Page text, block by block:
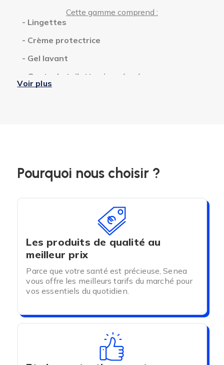
Cette gamme comprend :
- Lingettes
- Crème protectrice
- Gel lavant
- Gants de toilettes imprégnées
Nos conseils : Il est important de nettoyer la
protection d'incontinence, veillez à ce que la
peau soit bien sèche.
Voir plus
Pourquoi nous choisir ?
Les produits de qualité au
meilleur prix
Parce que votre santé est précieuse, Senea
vous offre les meilleurs tarifs du marché pour
vos essentiels du quotidien.